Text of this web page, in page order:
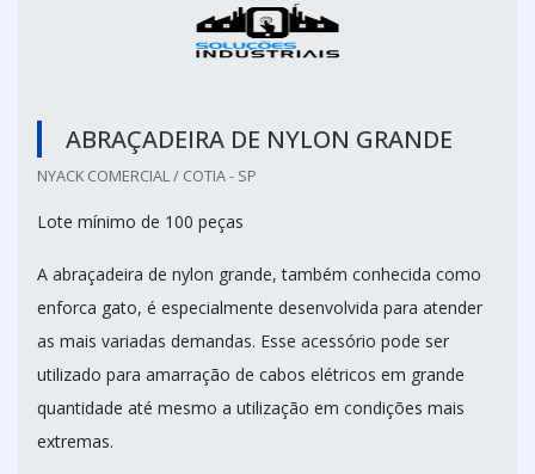
ABRAÇADEIRA DE NYLON GRANDE
NYACK COMERCIAL / COTIA - SP
Lote mínimo de 100 peças
A abraçadeira de nylon grande, também conhecida como
enforca gato, é especialmente desenvolvida para atender
as mais variadas demandas. Esse acessório pode ser
utilizado para amarração de cabos elétricos em grande
quantidade até mesmo a utilização em condições mais
extremas.